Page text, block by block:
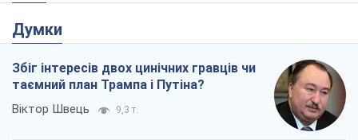
Думки
Збіг інтересів двох цинічних гравців чи
таємний план Трампа і Путіна?
Віктор Швець 9,3 т.